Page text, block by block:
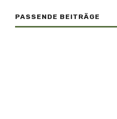
PASSENDE BEITRÄGE